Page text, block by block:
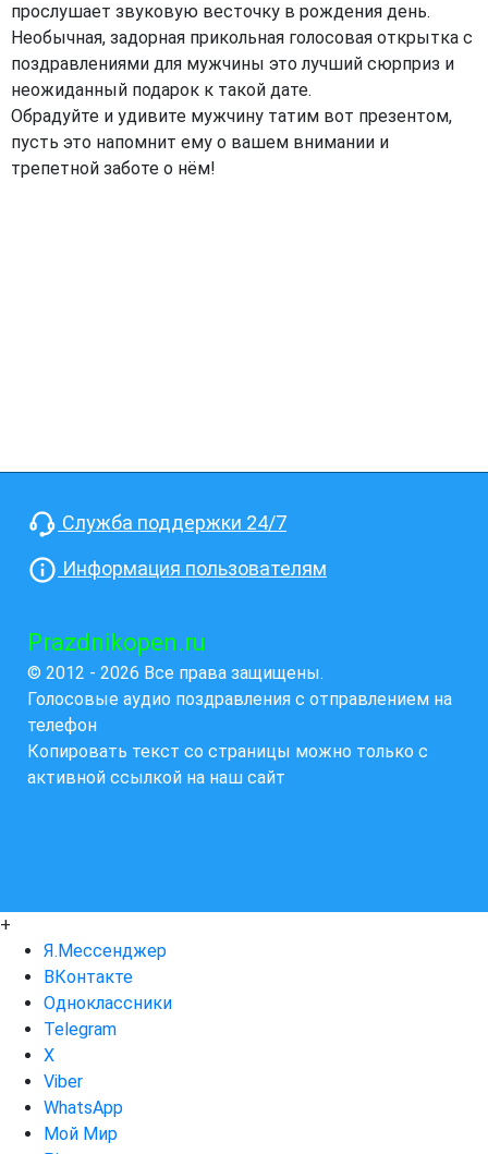
прослушает звуковую весточку в рождения день.
Необычная, задорная прикольная голосовая открытка с
поздравлениями для мужчины это лучший сюрприз и
неожиданный подарок к такой дате.
Обрадуйте и удивите мужчину татим вот презентом,
пусть это напомнит ему о вашем внимании и
трепетной заботе о нём!
Служба поддержки 24/7
Информация пользователям
Prazdnikopen.ru
© 2012 - 2026 Все права защищены.
Голосовые аудио поздравления с отправлением на
телефон
Копировать текст со страницы можно только с
активной ссылкой на наш сайт
+
Я.Мессенджер
ВКонтакте
Одноклассники
Telegram
X
Viber
WhatsApp
Мой Мир